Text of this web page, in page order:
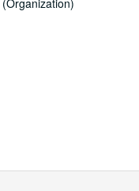
(Organization)